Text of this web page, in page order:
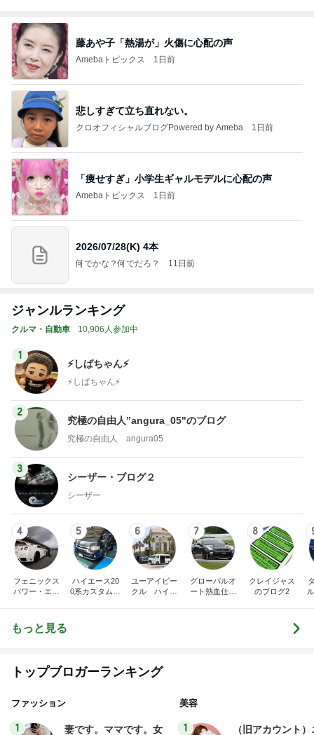
藤あや子「熱湯が」火傷に心配の声
Amebaトピックス 1日前
悲しすぎて立ち直れない。
クロオフィシャルブログPowered by Ameba 1日前
「痩せすぎ」小学生ギャルモデルに心配の声
Amebaトピックス 1日前
2026/07/28(K) 4本
何でかな？何でだろ？ 11日前
ジャンルランキング
クルマ・自動車 10,906人参加中
1
⚡️しばちゃん⚡
⚡️しばちゃん⚡️
2
究極の自由人”angura_05"のブログ
究極の自由人 angura05
3
シーザー・ブログ２
シーザー
4
フェニックス
パワー・エチ
5
ハイエース20
0系カスタム車
6
ユーアイビー
クル ハイエ
7
グローバルオ
ート熱血仕入
8
クレイジャス
のブログ2
もっと見る
トップブロガーランキング
ファッション
1
妻です。ママです。女
美容
1
（旧アカウント